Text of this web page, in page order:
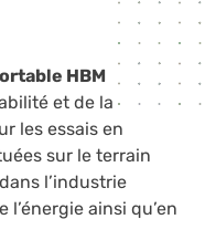
HBM
et de la
les essais en
sur le terrain
l’industrie
ainsi qu’en